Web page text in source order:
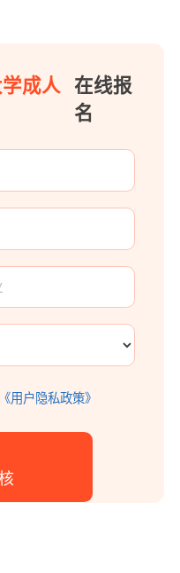
成人
在线报
名
《用户隐私政策》